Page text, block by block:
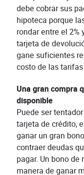
debe cobrar sus
hipoteca porque
rondar entre el 2%
tarjeta de
gane suficientes
costo de las
Una gran compra
disponible
Puede ser
tarjeta de crédito,
ganar un gran
contraer deudas
pagar. Un bono
manera de ganar